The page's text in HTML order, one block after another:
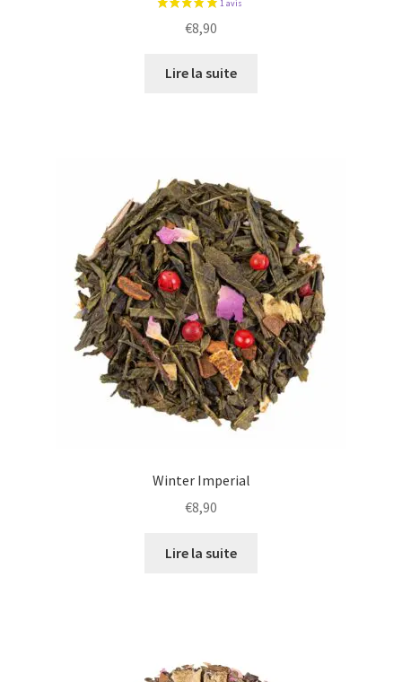
€8,90
Lire la suite
Winter Imperial
€8,90
Lire la suite